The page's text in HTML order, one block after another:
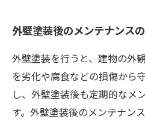
外壁塗装後のメンテナンス
外壁塗装を行うと、建物の外
を劣化や腐食などの損傷から
し、外壁塗装後も定期的なメ
す。外壁塗装後のメンテナン